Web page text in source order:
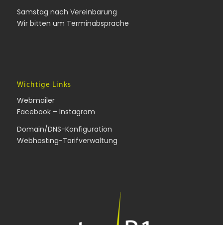
Samstag nach Vereinbarung
Wir bitten um Terminabsprache
Wichtige Links
Webmailer
Facebook– Instagram
Domain/DNS-Konfiguration
Webhosting-Tarifverwaltung